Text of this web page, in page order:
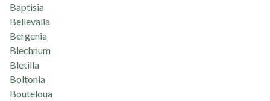
Baptisia
Bellevalia
Bergenia
Blechnum
Bletilla
Boltonia
Bouteloua